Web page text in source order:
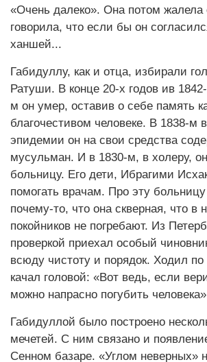
«Очень далеко». Она потом жалела
говорила, что если бы он
ханшей...
Габидуллу, как и отца, избирали
Ратуши. В конце 20-х годов ив
м он умер, оставив о себе память
благочестивом человеке. В 1838-м
эпидемии он на свои средства
мусульман. И в 1830-м, в холеру,
больницу. Его дети, Ибрагими
помогать врачам. Про эту больницу
почему-то, что она скверная, что в
покойников не погребают. Из
проверкой приехал особый
всюду чистоту и порядок. Ходил
качал головой: «Вот ведь, если
можно напрасно погубить
Габидуллой было построено
мечетей. С ним связано и
Сенном базаре. «Углом неверных»